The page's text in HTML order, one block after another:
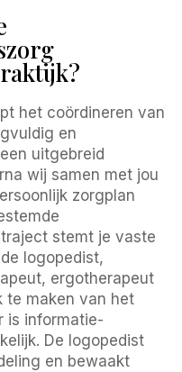
het coördineren van
en
uitgebreid
wij samen met jou
zorgplan
stemt je vaste
logopedist,
ergotherapeut
te maken van het
is informatie-
De logopedist
en bewaakt